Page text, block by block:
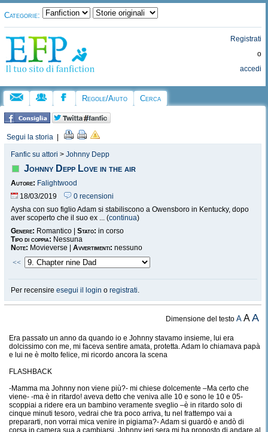
Categorie:
Registrati
o
accedi
Regole/Aiuto Cerca
Segui la storia
Fanfic su attori > Johnny Depp
Johnny Depp Love in the air
Autore: Falightwood
18/03/2019
0 recensioni
Aysha con suo figlio Adam si stabiliscono a Owensboro in Kentucky, dopo
aver scoperto che il suo ex ... (continua)
Genere: Romantico | Stato: in corso
Tipo di coppia: Nessuna
Note: Movieverse | Avvertimenti: nessuno
<<
Per recensire esegui il login o registrati.
Dimensione del testoA AA
Era passato un anno da quando io e Johnny stavamo insieme, lui era
dolcissimo con me, mi faceva sentire amata, protetta. Adam lo chiamava papà
e lui ne è molto felice, mi ricordo ancora la scena
FLASHBACK
-Mamma ma Johnny non viene più?- mi chiese dolcemente –Ma certo che
viene- -ma è in ritardo! aveva detto che veniva alle 10 e sono le 10 e 05-
scoppiai a ridere era un bambino veramente sveglio –è in ritardo solo di
cinque minuti tesoro, vedrai che tra poco arriva, tu nel frattempo vai a
prepararti, non vorrai mica venire in pigiama?- Adam si guardò e andò di
corsa in camera sua a cambiarsi. Johnny ieri sera mi ha proposto di andare al